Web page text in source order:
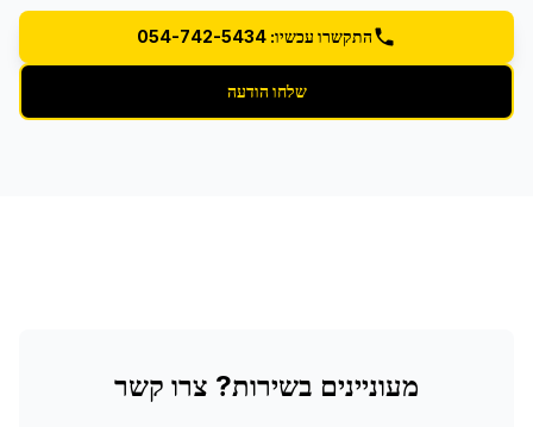
התקשרו עכשיו: 054-742-5434
שלחו הודעה
מעוניינים בשירות? צרו קשר